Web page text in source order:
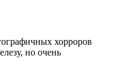
хорроров
но очень